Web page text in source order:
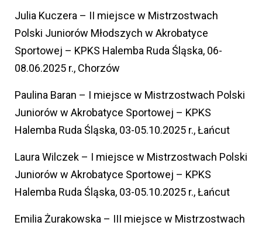
Julia Kuczera – II miejsce w Mistrzostwach
Polski Juniorów Młodszych w Akrobatyce
Sportowej – KPKS Halemba Ruda Śląska, 06-
08.06.2025 r., Chorzów
Paulina Baran – I miejsce w Mistrzostwach Polski
Juniorów w Akrobatyce Sportowej – KPKS
Halemba Ruda Śląska, 03-05.10.2025 r., Łańcut
Laura Wilczek – I miejsce w Mistrzostwach Polski
Juniorów w Akrobatyce Sportowej – KPKS
Halemba Ruda Śląska, 03-05.10.2025 r., Łańcut
Emilia Żurakowska – III miejsce w Mistrzostwach